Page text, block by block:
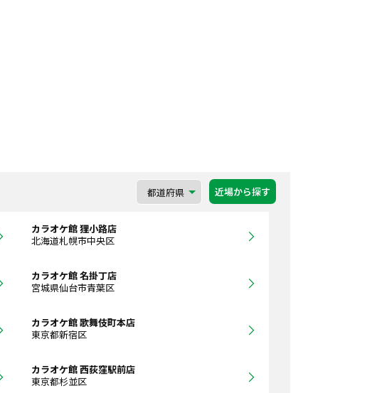
近場から探す
カラオケ館 狸小路店
北海道札幌市中央区
カラオケ館 名掛丁店
宮城県仙台市青葉区
カラオケ館 歌舞伎町本店
東京都新宿区
カラオケ館 西荻窪駅前店
東京都杉並区